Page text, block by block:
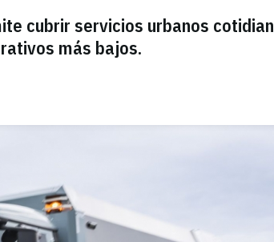
cubrir servicios urbanos
más bajos.